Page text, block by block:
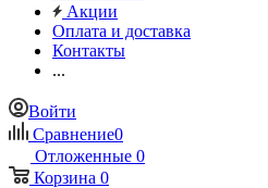
Акции
Оплата и доставка
Контакты
...
Войти
Сравнение0
Отложенные 0
Корзина 0